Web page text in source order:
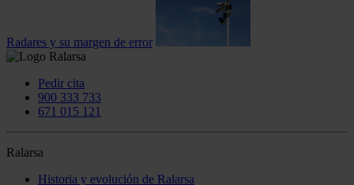
Radares y su margen de error
Pedir cita
900 333 733
671 015 121
Ralarsa
Historia y evolución de Ralarsa